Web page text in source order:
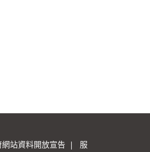
站資料開放宣告 |
服